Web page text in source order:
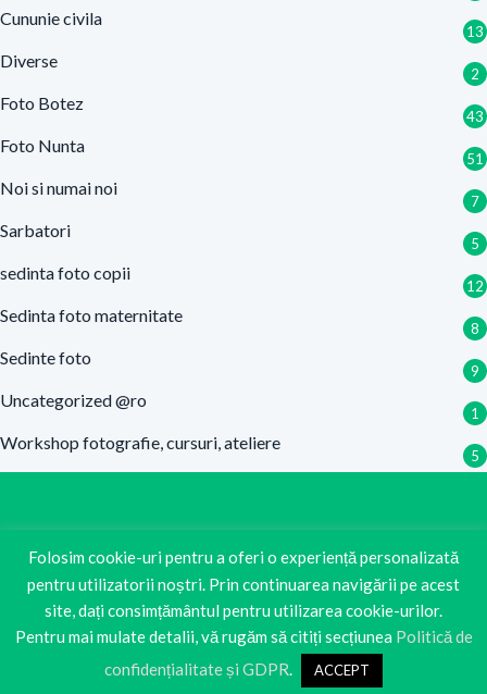
Cununie civila
13
Diverse
2
Foto Botez
43
Foto Nunta
51
Noi si numai noi
7
Sarbatori
5
sedinta foto copii
12
Sedinta foto maternitate
8
Sedinte foto
9
Uncategorized @ro
1
Workshop fotografie, cursuri, ateliere
5
Fotografia dureaza o secunda,
amintirea o viata!
Copyright © 2020 FotoDumbrava.ro made byBeeCreative
Folosim cookie-uri pentru a oferi o experiență personalizată
pentru utilizatorii noștri. Prin continuarea navigării pe acest
site, dați consimțământul pentru utilizarea cookie-urilor.
Pentru mai mulate detalii, vă rugăm să citiți secțiunea Politică de
confidențialitate și GDPR. ACCEPT